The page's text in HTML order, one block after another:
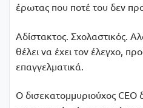
έρωτας που ποτέ του δεν
Αδίστακτος. Σχολαστικός.
θέλει να έχει τον έλεγχο,
επαγγελματικά.
Ο δισεκατοµµυριούχος CEO